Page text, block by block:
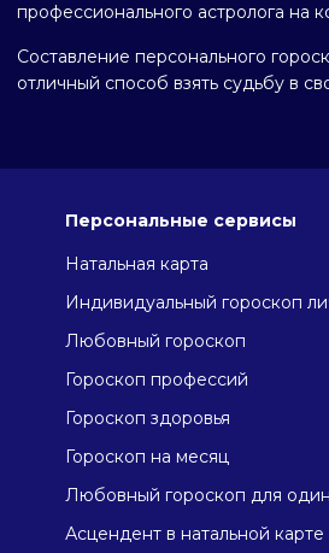
профессионального астролога на
Составление персонального
отличный способ взять судьбу в
Персональные сервисы
Натальная карта
Индивидуальный гороскоп
Любовный гороскоп
Гороскоп профессий
Гороскоп здоровья
Гороскоп на месяц
Любовный гороскоп для
Асцендент в натальной карте